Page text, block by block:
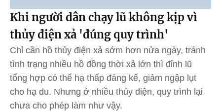
Khi người dân chạy lũ không kịp vì
thủy điện xả 'đúng quy trình'
Chỉ cần hồ thủy điện xả sớm hơn nửa ngày, tránh
tình trạng nhiều hồ đồng thời xả lớn thì đỉnh lũ
tổng hợp có thể hạ thấp đáng kể, giảm ngập lụt
cho hạ du. Nhưng ở nhiều thủy điện, quy trình lại
chưa cho phép làm như vậy.